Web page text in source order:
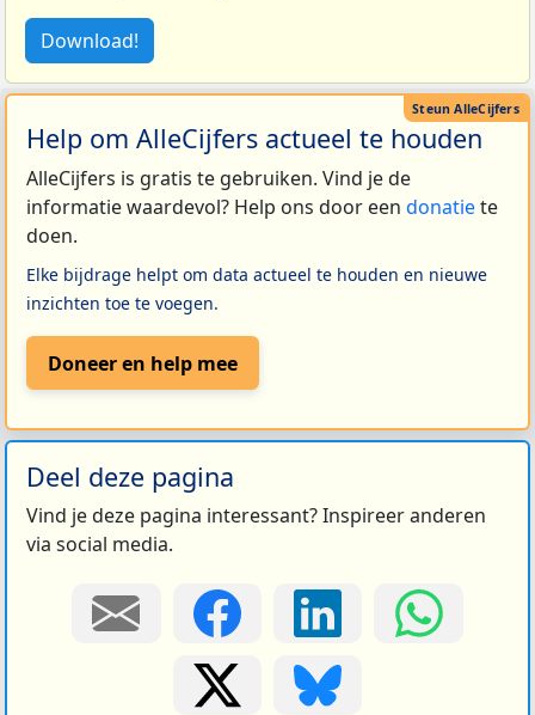
Download!
Help om AlleCijfers actueel te houden
AlleCijfers is gratis te gebruiken. Vind je de
informatie waardevol? Help ons door een donatiete
doen.
Elke bijdrage helpt om data actueel te houden en nieuwe
inzichten toe te voegen.
Doneer en help mee
Deel deze pagina
Vind je deze pagina interessant? Inspireer anderen
via social media.